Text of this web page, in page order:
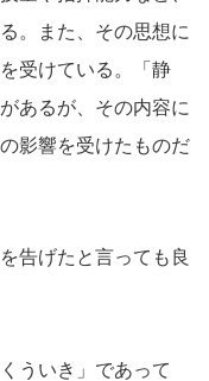
。また、その思想に
受けている。「静
あるが、その内容に
影響を受けたものだ
告げたと言っても良
ういき」であって